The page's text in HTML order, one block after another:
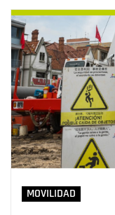
MOVILIDAD